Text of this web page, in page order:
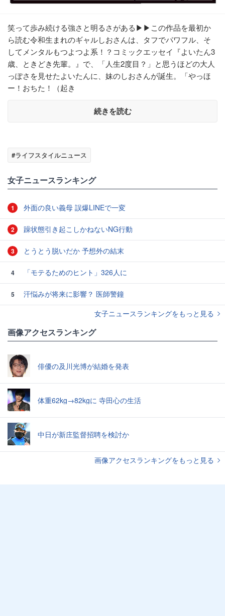
笑って歩み続ける強さと明るさがある▶▶この作品を最初か
ら読む令和生まれのギャルしおさんは、タフでパワフル、そ
してメンタルもつよつよ系！？コミックエッセイ『よいたん3
歳、ときどき先輩。』で、「人生2度目？」と思うほどの大人
っぽさを見せたよいたんに、妹のしおさんが誕生。「やっほ
ー！おちた！（起き
続きを読む
#ライフスタイルニュース
女子ニュースランキング
1 外面の良い義母 誤爆LINEで一変
2 躁状態引き起こしかねないNG行動
3 とうとう脱いだか 予想外の結末
4 「モテるためのヒント」326人に
5
汗悩みが将来に影響？ 医師警鐘
女子ニュースランキングをもっと見る
画像アクセスランキング
俳優の及川光博が結婚を発表
体重62kg→82kgに 寺田心の生活
中日が新庄監督招聘を検討か
画像アクセスランキングをもっと見る